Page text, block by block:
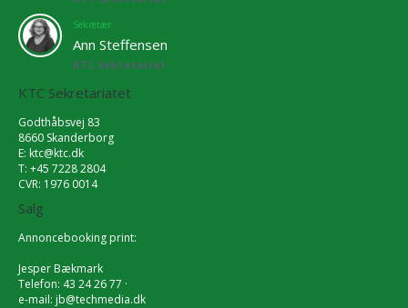
Sekretær
Ann Steffensen
KTC Sekretariat
KTC Sekretariatet
Godthåbsvej 83
8660 Skanderborg
E: ktc@ktc.dk
T: +45 7228 2804
CVR: 1976 0014
Salg
Annoncebooking print:
Jesper Bækmark
Telefon: 43 24 26 77 ·
e-mail: jb@techmedia.dk